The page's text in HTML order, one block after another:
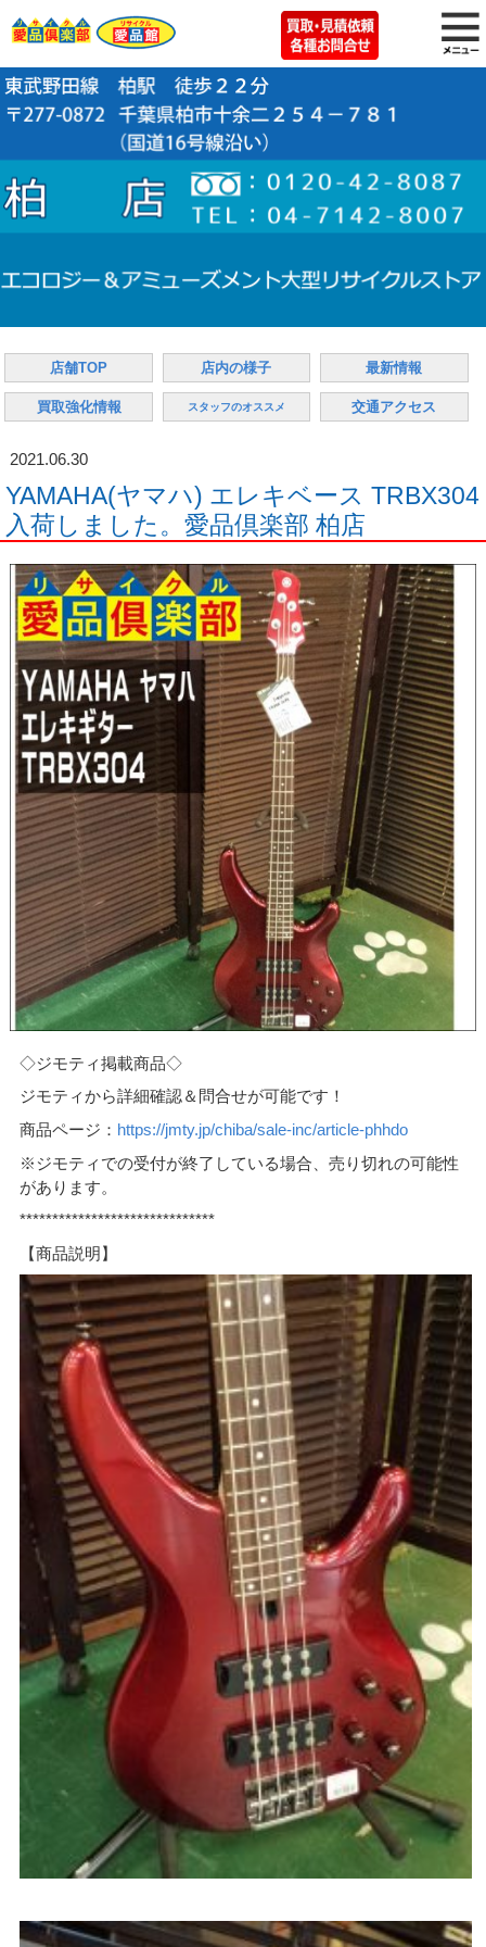
店舗TOP 店内の様子 最新情報
買取強化情報 スタッフのオススメ 交通アクセス
2021.06.30
YAMAHA(ヤマハ) エレキベース TRBX304
入荷しました。愛品倶楽部 柏店
◇ジモティ掲載商品◇
ジモティから詳細確認＆問合せが可能です！
商品ページ： https://jmty.jp/chiba/sale-inc/article-phhdo
※ジモティでの受付が終了している場合、売り切れの可能性
があります。
******************************
【商品説明】